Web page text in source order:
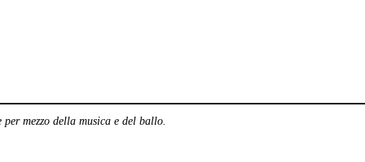
mezzo della musica e del ballo.